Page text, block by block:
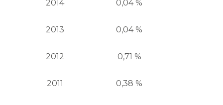
2014 0,04 %
2013 0,04 %
2012 0,71 %
2011 0,38 %